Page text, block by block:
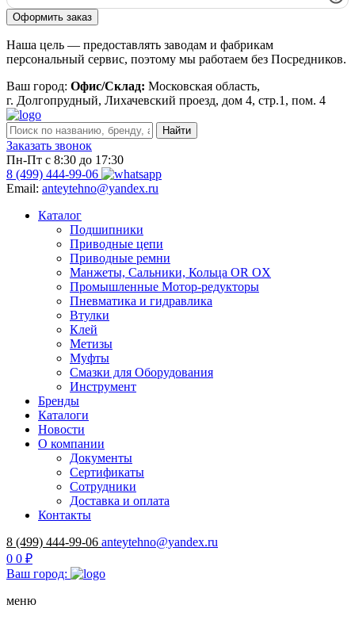
Наша цель — предоставлять заводам и фабрикам
персональный сервис, поэтому мы работаем без Посредников.
Ваш город: Офис/Склад: Московская область,
г. Долгопрудный, Лихачевский проезд, дом 4, стр.1, пом. 4
Заказать звонок
Пн-Пт с 8:30 до 17:30
8 (499) 444-99-06
Email: anteytehno@yandex.ru
Каталог
Подшипники
Приводные цепи
Приводные ремни
Манжеты, Сальники, Кольца OR OX
Промышленные Мотор-редукторы
Пневматика и гидравлика
Втулки
Клей
Метизы
Муфты
Смазки для Оборудования
Инструмент
Бренды
Каталоги
Новости
О компании
Документы
Сертификаты
Сотрудники
Доставка и оплата
Контакты
8 (499) 444-99-06 anteytehno@yandex.ru
0 0 ₽
Ваш город:
меню